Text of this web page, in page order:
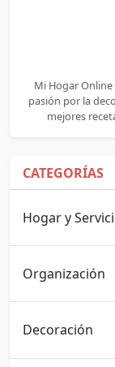
Mi Hogar
pasión por la
mejores
CATEGORÍAS
Hogar y
Organización
Decoración